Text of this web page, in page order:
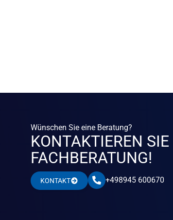
Wünschen Sie eine Beratung?
KONTAKTIEREN
FACHBERATUNG!
KONTAKT +498945 600670